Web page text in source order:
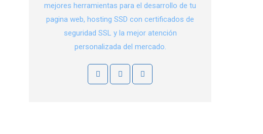
mejores herramientas para el desarrollo de tu
pagina web, hosting SSD con certificados de
seguridad SSL y la mejor atención
personalizada del mercado.